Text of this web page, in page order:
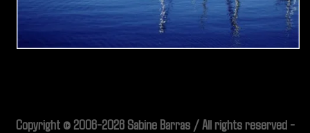
Copyright © 2006-2026 Sabine Barras / All rights reserved -